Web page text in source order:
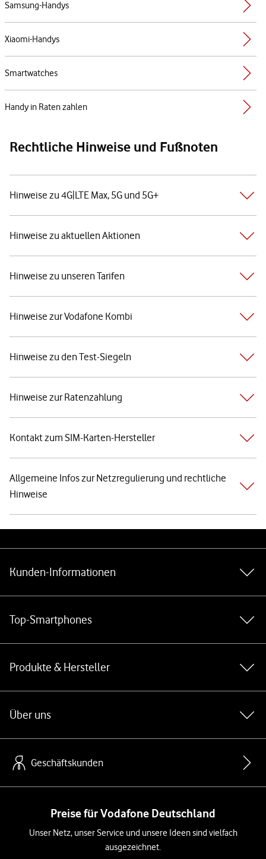
Samsung-Handys
Xiaomi-Handys
Smartwatches
Handy in Raten zahlen
Rechtliche Hinweise und Fußnoten
Hinweise zu 4G|LTE Max, 5G und 5G+
Hinweise zu aktuellen Aktionen
Hinweise zu unseren Tarifen
Hinweise zur Vodafone Kombi
Hinweise zu den Test-Siegeln
Hinweise zur Ratenzahlung
Kontakt zum SIM-Karten-Hersteller
Allgemeine Infos zur Netzregulierung und rechtliche
Hinweise
Kunden-Informationen
Top-Smartphones
Produkte & Hersteller
Über uns
Geschäftskunden
Preise für Vodafone Deutschland
Unser Netz, unser Service und unsere Ideen sind vielfach
ausgezeichnet.